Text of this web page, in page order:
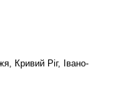
Кривий Ріг, Івано-